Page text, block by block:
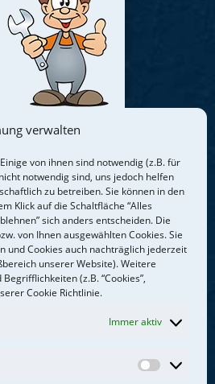
verwalten
von ihnen sind notwendig (z.B. für
notwendig sind, uns jedoch helfen
zu betreiben. Sie können in den
Klick auf die Schaltfläche “Alles
sich anders entscheiden. Die
von Ihnen ausgewählten Cookies. Sie
und Cookies auch nachträglich jederzeit
unserer Website). Weitere
(z.B. “Cookies”,
Cookie Richtlinie.
Immer aktiv
Marketing
ist wichtig
besteht
wie
oder -
Mehr…